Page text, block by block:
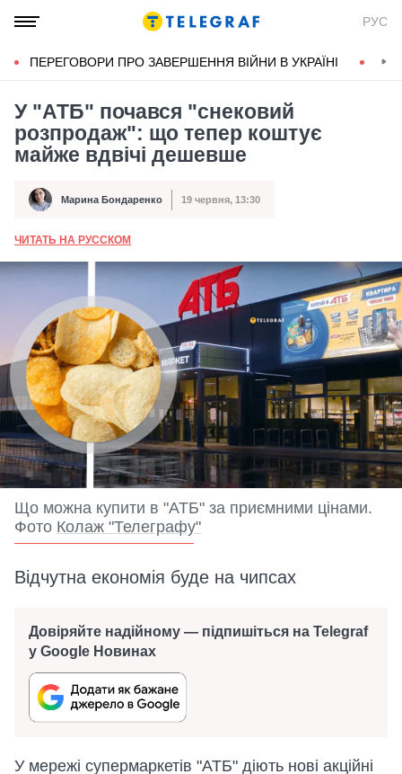
РУС
ПЕРЕГОВОРИ ПРО ЗАВЕРШЕННЯ ВІЙНИ В УКРАЇНІ
У "АТБ" почався "снековий
розпродаж": що тепер коштує
майже вдвічі дешевше
Автор Марина Бондаренко
Дата публікації 19 червня, 13:30
ЧИТАТЬ НА РУССКОМ
Що можна купити в "АТБ" за приємними цінами.
Фото Колаж "Телеграфу"
Відчутна економія буде на чипсах
Довіряйте надійному — підпишіться на Telegraf
у Google Новинах
У мережі супермаркетів "АТБ" діють нові акційні